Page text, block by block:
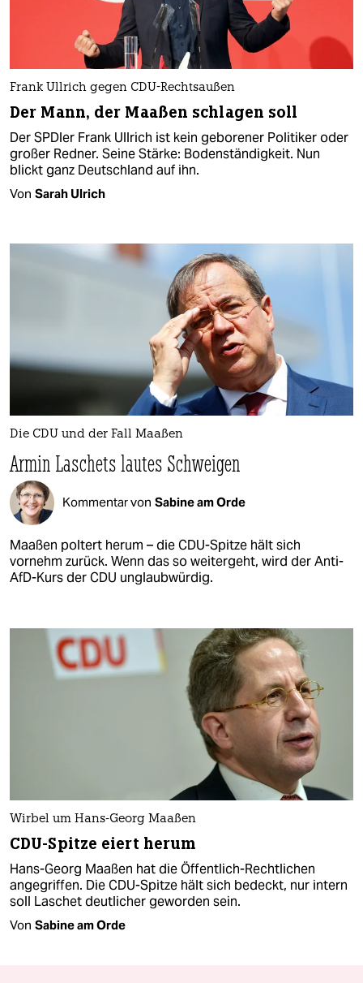
Frank Ullrich gegen CDU-Rechtsaußen
Der Mann, der Maaßen schlagen soll
Der SPDler Frank Ullrich ist kein geborener Politiker oder
großer Redner. Seine Stärke: Bodenständigkeit. Nun
blickt ganz Deutschland auf ihn.
Von Sarah Ulrich
Die CDU und der Fall Maaßen
Armin Laschets lautes Schweigen
Kommentar von Sabine am Orde
Maaßen poltert herum – die CDU-Spitze hält sich
vornehm zurück. Wenn das so weitergeht, wird der Anti-
AfD-Kurs der CDU unglaubwürdig.
Wirbel um Hans-Georg Maaßen
CDU-Spitze eiert herum
Hans-Georg Maaßen hat die Öffentlich-Rechtlichen
angegriffen. Die CDU-Spitze hält sich bedeckt, nur intern
soll Laschet deutlicher geworden sein.
Von Sabine am Orde